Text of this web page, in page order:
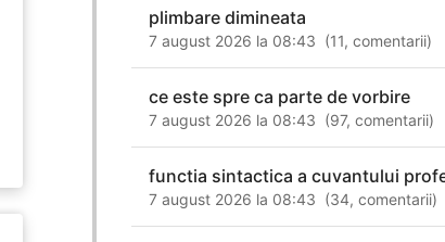
plimbare dimineata
7 august 2026 la 08:43 (11,comentarii)
ce este spre ca parte de vorbire
7 august 2026 la 08:43 (97,comentarii)
functia sintactica a cuvantului
7 august 2026 la 08:43 (34,comentarii)